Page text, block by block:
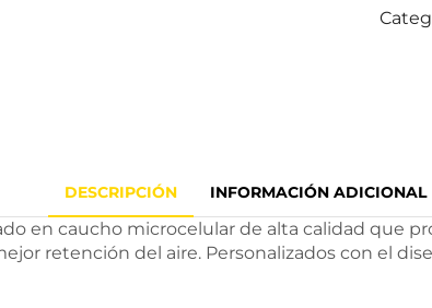
DESCRIPCIÓN INFORMACIÓN ADICIONAL
en caucho microcelular de alta calidad que
retención del aire. Personalizados con el